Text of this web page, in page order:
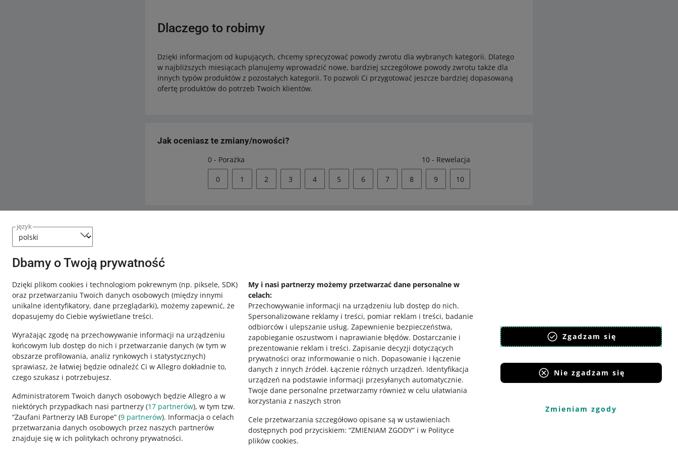
język
Dbamy o Twoją prywatność
Dzięki plikom cookies i technologiom pokrewnym (np. piksele, SDK)
oraz przetwarzaniu Twoich danych osobowych (między innymi
unikalne identyfikatory, dane przeglądarki), możemy zapewnić, że
dopasujemy do Ciebie wyświetlane treści.
Wyrażając zgodę na przechowywanie informacji na urządzeniu
końcowym lub dostęp do nich i przetwarzanie danych (w tym w
obszarze profilowania, analiz rynkowych i statystycznych)
sprawiasz, że łatwiej będzie odnaleźć Ci w Allegro dokładnie to,
czego szukasz i potrzebujesz.
Administratorem Twoich danych osobowych będzie Allegro a w
niektórych przypadkach nasi partnerzy (17 partnerów), w tym tzw.
“Zaufani Partnerzy IAB Europe” (9 partnerów). Informacja o celach
przetwarzania danych osobowych przez naszych partnerów
znajduje się w ich politykach ochrony prywatności.
My i nasi partnerzy możemy przetwarzać dane personalne w
celach:
Przechowywanie informacji na urządzeniu lub dostęp do nich.
Spersonalizowane reklamy i treści, pomiar reklam i treści, badanie
odbiorców i ulepszanie usług. Zapewnienie bezpieczeństwa,
zapobieganie oszustwom i naprawianie błędów. Dostarczanie i
prezentowanie reklam i treści. Zapisanie decyzji dotyczących
prywatności oraz informowanie o nich. Dopasowanie i łączenie
danych z innych źródeł. Łączenie różnych urządzeń. Identyfikacja
urządzeń na podstawie informacji przesyłanych automatycznie.
Twoje dane personalne przetwarzamy również w celu ułatwiania
korzystania z naszych stron
Cele przetwarzania szczegółowo opisane są w ustawieniach
dostępnych pod przyciskiem: “ZMIENIAM ZGODY” i w Polityce
plików cookies.
Zgadzam się
Nie zgadzam się
Zmieniam zgody
Dlaczego to robimy
Dzięki informacjom od kupujących, chcemy sprecyzować powody zwrotu dla wybranych kategorii. Dlatego
w najbliższych miesiącach planujemy wprowadzić nowe, bardziej szczegółowe powody zwrotu także dla
innych typów produktów z pozostałych kategorii. To pozwoli Ci przygotować jeszcze bardziej dopasowaną
ofertę produktów do potrzeb Twoich klientów.
Jak oceniasz te zmiany/nowości?
0 - Porażka 10 - Rewelacja
0 1 2 3 4 5 6 7 8 9 10
motyw jasny